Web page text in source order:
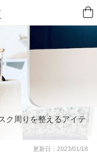
ク周りを整えるアイテ
更新日：2023/01/18